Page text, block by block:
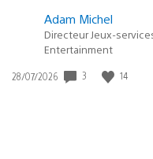
Adam Michel
Directeur Jeux-
Entertainment
Date
28/07/2026 3 14